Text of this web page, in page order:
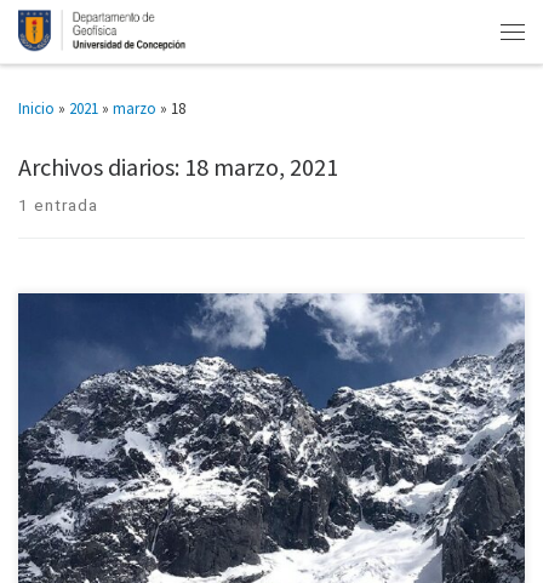
Inicio » 2021 » marzo » 18
Archivos diarios: 18 marzo, 2021
1 entrada
Geografía y Geofísica UdeC organizan Congreso el 18 y el 19 de marzo. Los
Departamentos de Geografía y de Geofísica de la Universidad de
Concepción están organizando el Tercer Congreso […]